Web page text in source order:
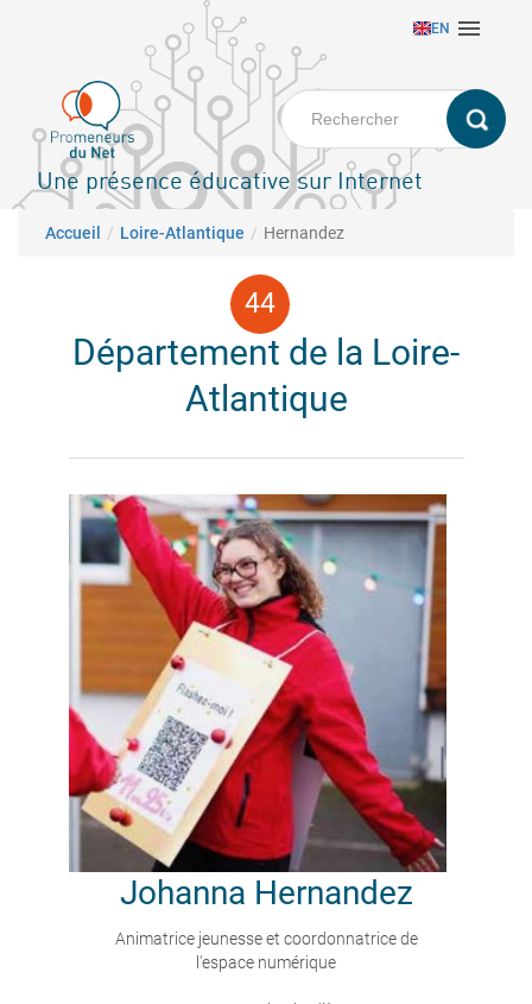
principal
EN 
Une présence éducative sur Internet
Fil d'Ariane
Accueil Loire-Atlantique Hernandez
Département de la Loire-
Atlantique
Johanna Hernandez
Animatrice jeunesse et coordonnatrice de
l'espace numérique